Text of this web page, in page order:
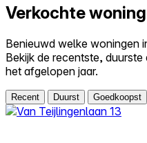
Verkochte
Benieuwd welke woningen
Bekijk de recentste,
het afgelopen jaar.
Recent Duurst Goedkoopst